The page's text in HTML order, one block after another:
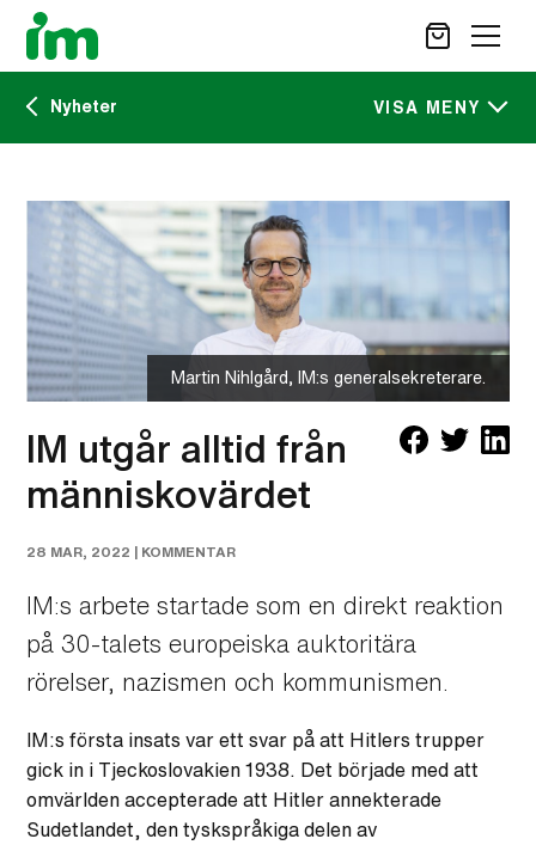
OM IM
CAREER SITE
VAD VI GÖR
VAD DU KAN GÖRA
AKTUELLT
SÖK
Nyheter VISA MENY
IM:s tidskrift
Nyheter
Martin Nihlgård, IM:s generalsekreterare.
IM utgår alltid från
människovärdet
28 MAR, 2022 | KOMMENTAR
IM:s arbete startade som en direkt reaktion
på 30-talets europeiska auktoritära
rörelser, nazismen och kommunismen.
IM:s första insats var ett svar på att Hitlers trupper
gick in i Tjeckoslovakien 1938. Det började med att
omvärlden accepterade att Hitler annekterade
Sudetlandet, den tyskspråkiga delen av